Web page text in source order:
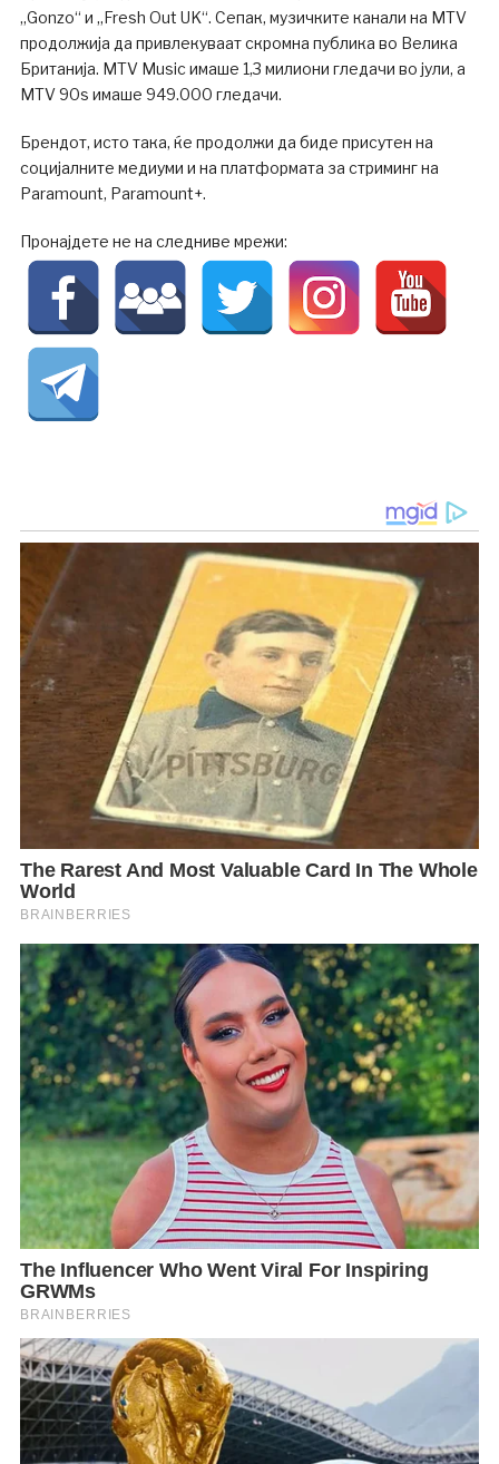
„Gonzo“ и „Fresh Out UK“. Сепак, музичките канали на MTV
продолжија да привлекуваат скромна публика во Велика
Британија. MTV Music имаше 1,3 милиони гледачи во јули, а
MTV 90s имаше 949.000 гледачи.
Брендот, исто така, ќе продолжи да биде присутен на
социјалните медиуми и на платформата за стриминг на
Paramount, Paramount+.
Пронајдете не на следниве мрежи: